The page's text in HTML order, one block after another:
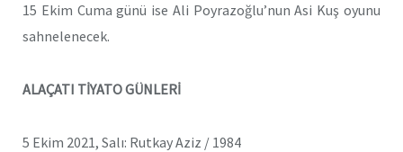
15 Ekim Cuma günü ise Ali Poyrazoğlu’nun Asi Kuş oyunu
sahnelenecek.
ALAÇATI TİYATO GÜNLERİ
5 Ekim 2021, Salı: Rutkay Aziz / 1984